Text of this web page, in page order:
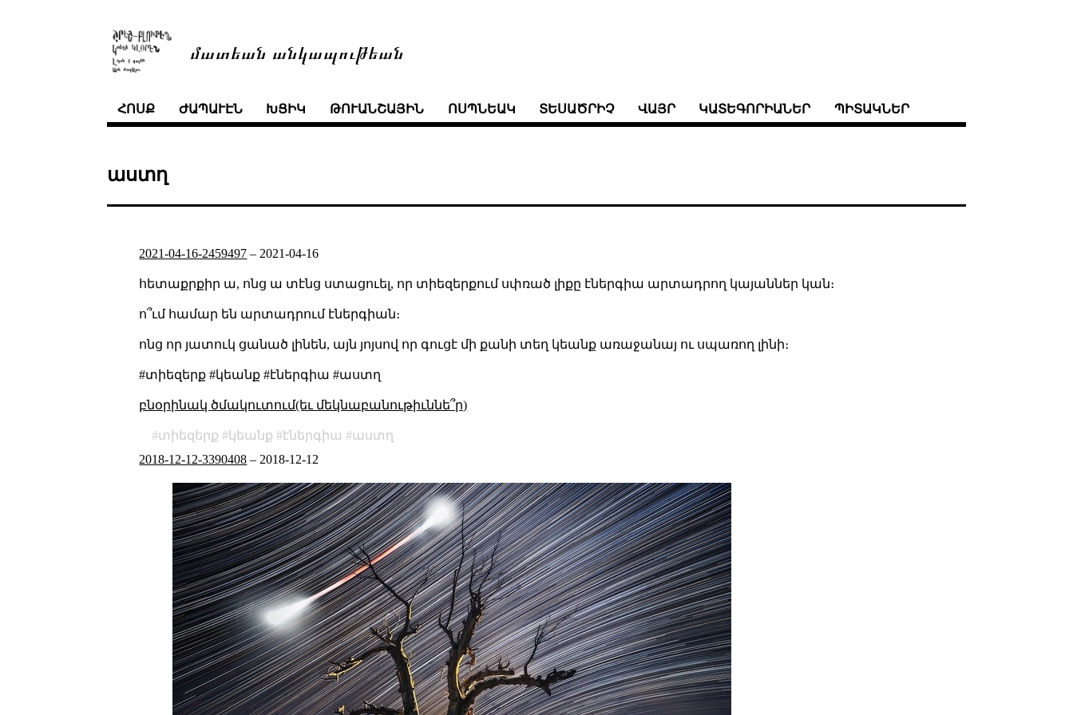
մատեան անկապութեան
ՀՈՍՔ ԺԱՊԱՒԷՆ ԽՑԻԿ ԹՈՒԱՆՇԱՅԻՆ ՈՍՊՆԵԱԿ ՏԵՍԱԾՐԻՉ ՎԱՅՐ ԿԱՏԵԳՈՐԻԱՆԵՐ ՊԻՏԱԿՆԵՐ
աստղ
2021-04-16-2459497 – 2021-04-16
հետաքրքիր ա, ոնց ա տէնց ստացուել, որ տիեզերքում սփռած լիքը էներգիա արտադրող կայաններ կան։
ո՞ւմ համար են արտադրում էներգիան։
ոնց որ յատուկ ցանած լինեն, այն յոյսով որ գուցէ մի քանի տեղ կեանք առաջանայ ու սպառող լինի։
#տիեզերք #կեանք #էներգիա #աստղ
բնօրինակ ծմակուտում(եւ մեկնաբանութիւննե՞ր)
տիեզերք կեանք էներգիա
աստղ
2018-12-12-3390408 – 2018-12-12